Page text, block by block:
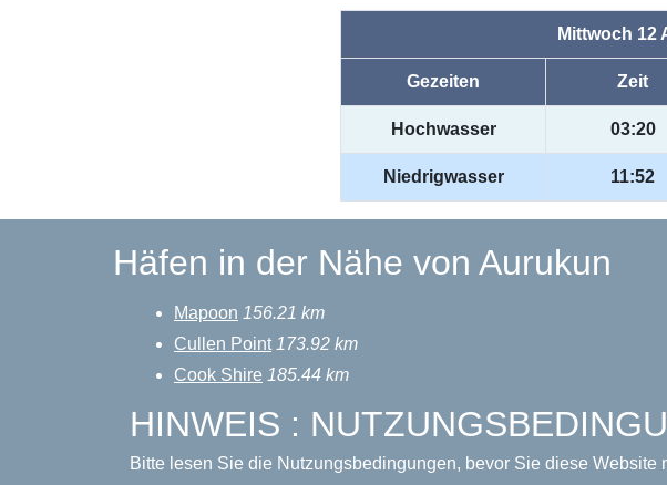
Mittwoch 12
Gezeiten Zeit
Hochwasser 03:20
Niedrigwasser 11:52
Häfen in der Nähe von Aurukun
Mapoon 156.21 km
Cullen Point 173.92 km
Cook Shire 185.44 km
HINWEIS :
Bitte lesen Sie die Nutzungsbedingungen, bevor Sie diese Website